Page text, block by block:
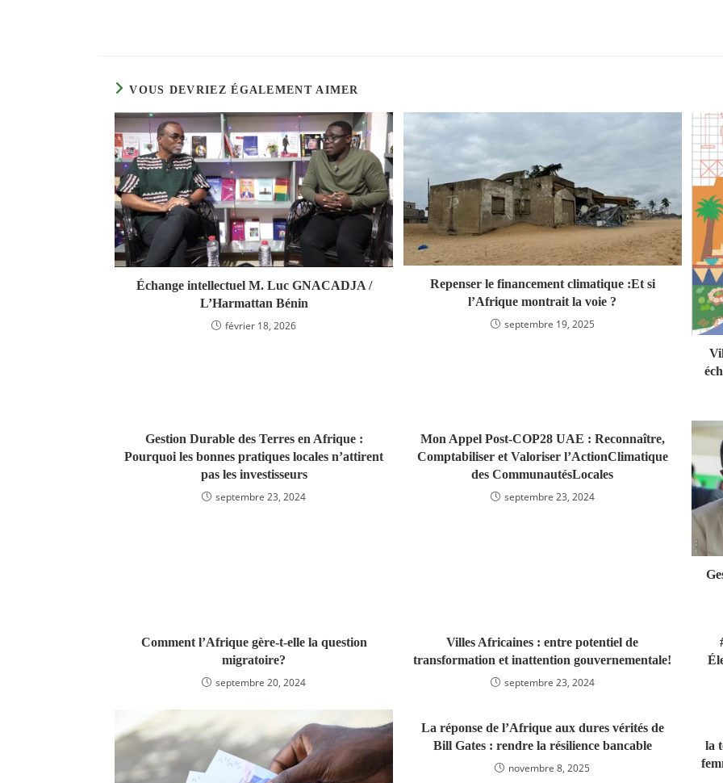
comment
VOUS DEVRIEZ ÉGALEMENT AIMER
Échange intellectuel M. Luc GNACADJA /
L’Harmattan Bénin
février 18, 2026
Repenser le financement climatique :Et si
l’Afrique montrait la voie ?
septembre 19, 2025
Gestion Durable des Terres en Afrique :
Pourquoi les bonnes pratiques locales n’attirent
pas les investisseurs
septembre 23, 2024
Mon Appel Post-COP28 UAE : Reconnaître,
Comptabiliser et Valoriser l’ActionClimatique
des CommunautésLocales
septembre 23, 2024
Comment l’Afrique gère-t-elle la question
migratoire?‬‬‬‬‬‬‬‬‬‬‬‬
septembre 20, 2024
Villes Africaines : entre potentiel de
transformation et inattention gouvernementale!
septembre 23, 2024
La réponse de l’Afrique aux dures vérités de
Bill Gates : rendre la résilience bancable
novembre 8, 2025
la